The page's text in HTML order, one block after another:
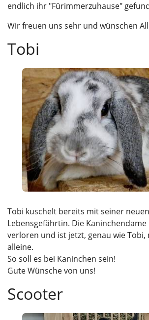
endlich ihr "Fürimmerzuhause"
Wir freuen uns sehr und wünschen
Tobi
Tobi kuschelt bereits mit seiner neuen
Lebensgefährtin. Die
verloren und ist jetzt, genau wie
alleine.
So soll es bei Kaninchen sein!
Gute Wünsche von uns!
Scooter